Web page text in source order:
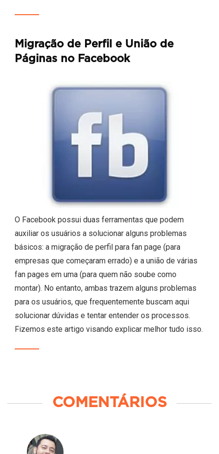
Migração de Perfil e União de
Páginas no Facebook
O Facebook possui duas ferramentas que podem
auxiliar os usuários a solucionar alguns problemas
básicos: a migração de perfil para fan page (para
empresas que começaram errado) e a união de várias
fan pages em uma (para quem não soube como
montar). No entanto, ambas trazem alguns problemas
para os usuários, que frequentemente buscam aqui
solucionar dúvidas e tentar entender os processos.
Fizemos este artigo visando explicar melhor tudo isso.
COMENTÁRIOS